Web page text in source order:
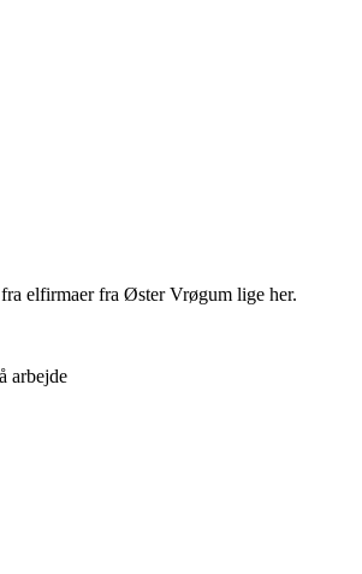
fra elfirmaer fra Øster Vrøgum lige her.